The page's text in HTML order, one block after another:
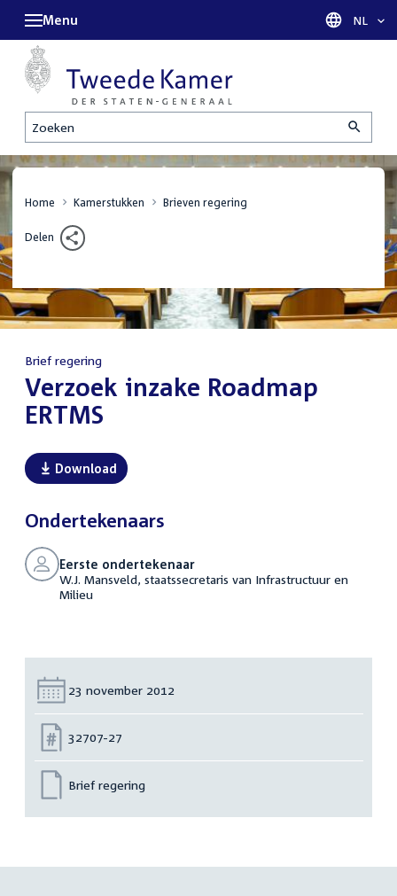
Zoeken
Menu Taal
NL
Home Kamerstukken Brieven regering
Delen
Brief regering
:Verzoek inzake Roadmap
ERTMS
Download
Ondertekenaars
Eerste ondertekenaar
W.J. Mansveld, staatssecretaris van Infrastructuur en
Milieu
Datum:
23 november 2012
Nummer:
32707-27
Brief regering